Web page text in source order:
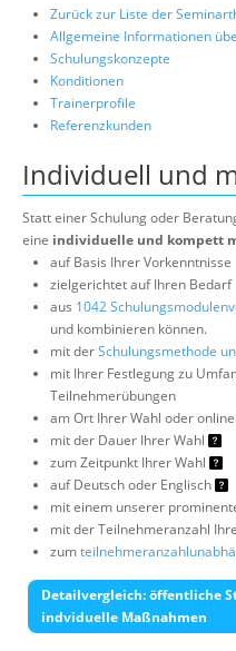
Zurück zur Liste der
Allgemeine Informationen
Schulungskonzepte
Konditionen
Trainerprofile
Referenzkunden
Individuell und
Statt einer Schulung oder
eine individuelle und kompett
auf Basis Ihrer Vorkenntnisse
zielgerichtet auf Ihren Bedarf
aus 1042
und kombinieren können.
mit derSchulungsmethode
mit Ihrer Festlegung zu
Teilnehmerübungen
am Ort Ihrer Wahl oder
mit der Dauer Ihrer Wahl
zum Zeitpunkt Ihrer Wahl
auf Deutsch oder Englisch
mit einem unserer
mit der Teilnehmeranzahl
zum
Detailvergleich: öffentliche
indviduelle Maßnahmen